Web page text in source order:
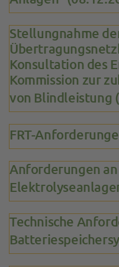
Stellungnahme
Konsultation des
Kommission zur
von Blindleistung
FRT-
Anforderungen an
Technische